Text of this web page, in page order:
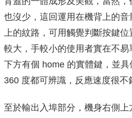
也沒少，這回運用在機背上的
上的紋路，可用觸覺判斷按鍵
較大，手較小的使用者實在不
下方有個 home 的實體鍵，並具
360 度都可辨識，反應速度很不
至於輸出入埠部分，機身右側